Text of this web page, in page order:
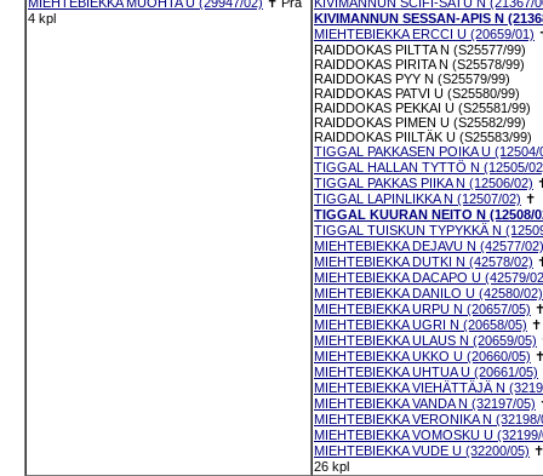
4 kpl
KIVIMANNUN SESSAN-APIS N
MIEHTEBIEKKA ERCCI U (20659/01)
RAIDDOKAS PILTTA N (S25577/99)
RAIDDOKAS PIRITA N (S25578/99)
RAIDDOKAS PYY N (S25579/99)
RAIDDOKAS PATVI U (S25580/99)
RAIDDOKAS PEKKAI U (S25581/99)
RAIDDOKAS PIMEN U (S25582/99)
RAIDDOKAS PIILTÄK U (S25583/99)
TIGGAL PAKKASEN POIKA U (12504/
TIGGAL HALLAN TYTTÖ N (12505/
TIGGAL PAKKAS PIIKA N (12506/02)
TIGGAL LAPINLIKKA N (12507/02) ✝
TIGGAL KUURAN NEITO N (12508/
TIGGAL TUISKUN TYPYKKÄ N
MIEHTEBIEKKA DEJAVU N (42577/02)
MIEHTEBIEKKA DUTKI N (42578/02)
MIEHTEBIEKKA DACAPO U (42579/
MIEHTEBIEKKA DANILO U (42580/02)
MIEHTEBIEKKA URPU N (20657/05)
MIEHTEBIEKKA UGRI N (20658/05)
MIEHTEBIEKKA ULAUS N (20659/05)
MIEHTEBIEKKA UKKO U (20660/05)
MIEHTEBIEKKA UHTUA U (20661/05)
MIEHTEBIEKKA VIEHÄTTÄJÄ N
MIEHTEBIEKKA VANDA N (32197/05)
MIEHTEBIEKKA VERONIKA N
MIEHTEBIEKKA VOMOSKU U
MIEHTEBIEKKA VUDE U (32200/05) ✝
26 kpl